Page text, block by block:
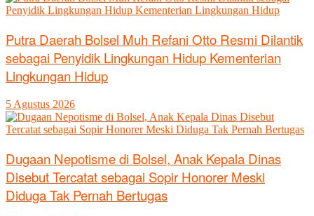
Putra Daerah Bolsel Muh Refani Otto Resmi Dilantik
sebagai Penyidik Lingkungan Hidup Kementerian
Lingkungan Hidup
5 Agustus 2026
Dugaan Nepotisme di Bolsel, Anak Kepala Dinas
Disebut Tercatat sebagai Sopir Honorer Meski
Diduga Tak Pernah Bertugas